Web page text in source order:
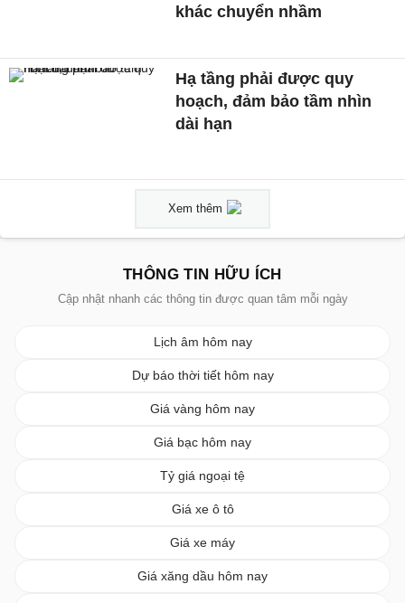
khác chuyển nhầm
Hạ tầng phải được quy
hoạch, đảm bảo tầm nhìn
dài hạn
Xem thêm
THÔNG TIN HỮU ÍCH
Cập nhật nhanh các thông tin được quan tâm mỗi ngày
Lịch âm hôm nay
Dự báo thời tiết hôm nay
Giá vàng hôm nay
Giá bạc hôm nay
Tỷ giá ngoại tệ
Giá xe ô tô
Giá xe máy
Giá xăng dầu hôm nay